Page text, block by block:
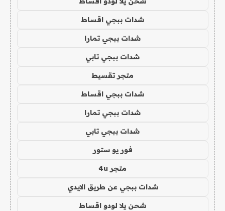
شدات ببجي اقساط
شدات ببجي تمارا
شدات ببجي تابي
متجر تقسيط
شدات ببجي اقساط
شدات ببجي تمارا
شدات ببجي تابي
فور يو ستور
متجر 4u
شدات ببجي عن طريق الايدي
شحن يلا لودو اقساط